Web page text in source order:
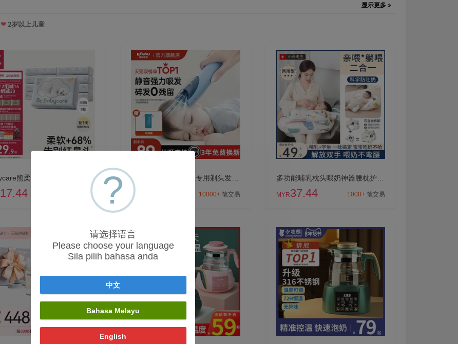
显示更多
❤ 2岁以上儿童
17.44 笔交易 MYR 10000+笔交易 MYR37.44 1000+ 笔交易
?
请选择语言
Please choose your language
Sila pilih bahasa anda
中文
Bahasa Melayu
English